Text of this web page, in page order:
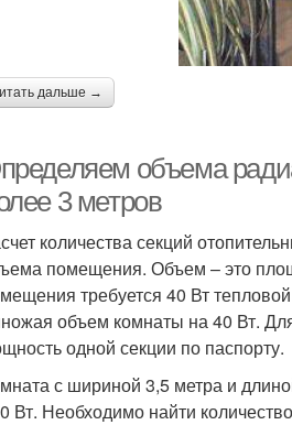
дальше →
объема
3 метров
количества секций
помещения. Объем – это
требуется 40 Вт
объем комнаты на 40 Вт.
одной секции по паспорту.
с шириной 3,5 метра и
Вт. Необходимо найти